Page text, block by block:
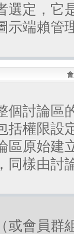
選定，它
示端賴管
個討論區
括權限設
區原始建
同樣由討
或會員群